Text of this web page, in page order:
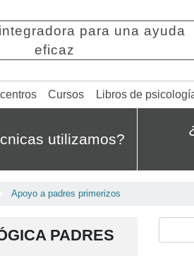
para una ayuda
eficaz
Cursos Libros de
utilizamos?
Apoyo a padres primerizos
PADRES